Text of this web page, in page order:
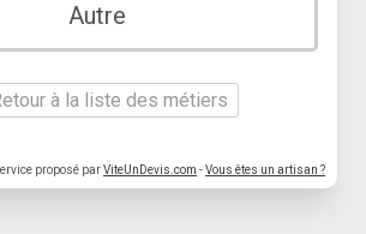
Autre
à la liste des métiers
proposé parViteUnDevis.com -Vous êtes un artisan ?